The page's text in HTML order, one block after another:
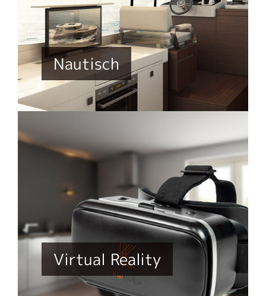
Nautisch
Virtual Reality